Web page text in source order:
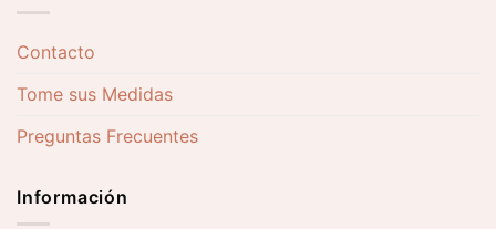
Contacto
Tome sus Medidas
Preguntas Frecuentes
Información